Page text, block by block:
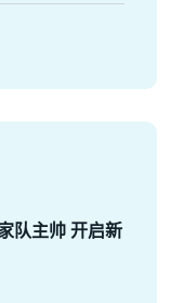
队主帅 开启新